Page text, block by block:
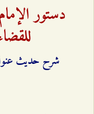
دستور
شرح حديث عنوان